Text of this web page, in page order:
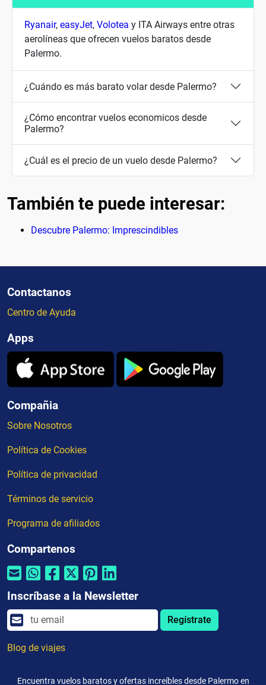
Ryanair, easyJet, Volotea y ITA Airways entre otras
aerolíneas que ofrecen vuelos baratos desde
Palermo.
¿Cuándo es más barato volar desde Palermo?
¿Cómo encontrar vuelos economicos desde
Palermo?
¿Cuál es el precio de un vuelo desde Palermo?
También te puede interesar:
Descubre Palermo: Imprescindibles
Contactanos
Centro de Ayuda
Apps
Compañia
Sobre Nosotros
Política de Cookies
Política de privacidad
Términos de servicio
Programa de afiliados
Compartenos
Inscríbase a la Newsletter
Regístrate
Blog de viajes
Encuentra vuelos baratos y ofertas increíbles desde Palermo en